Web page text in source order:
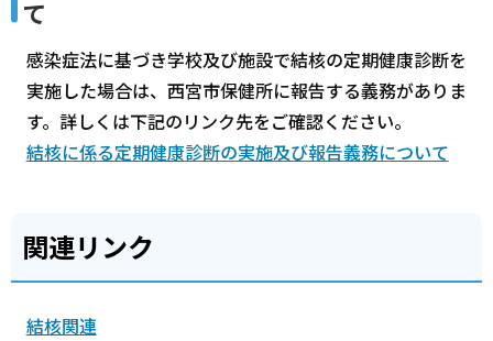
て
感染症法に基づき学校及び施設で結核の定期健康診断を
実施した場合は、西宮市保健所に報告する義務がありま
す。詳しくは下記のリンク先をご確認ください。
結核に係る定期健康診断の実施及び報告義務について
関連リンク
結核関連